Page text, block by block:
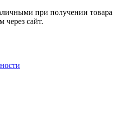
при получении товара
через сайт.